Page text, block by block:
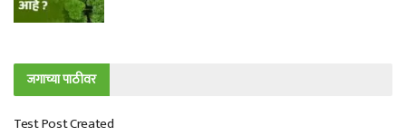
जगाच्या पाठीवर
Test Post Created